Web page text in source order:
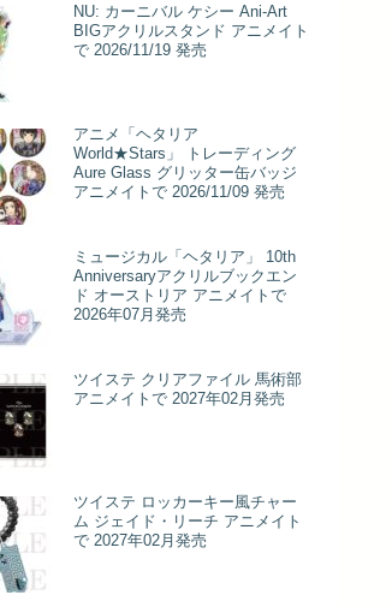
NU: カーニバル ケシー Ani-Art
BIGアクリルスタンド アニメイト
で 2026/11/19 発売
アニメ「ヘタリア
World★Stars」 トレーディング
Aure Glass グリッター缶バッジ
アニメイトで 2026/11/09 発売
ミュージカル「ヘタリア」 10th
Anniversaryアクリルブックエン
ド オーストリア アニメイトで
2026年07月発売
ツイステ クリアファイル 馬術部
アニメイトで 2027年02月発売
ツイステ ロッカーキー風チャー
ム ジェイド・リーチ アニメイト
で 2027年02月発売